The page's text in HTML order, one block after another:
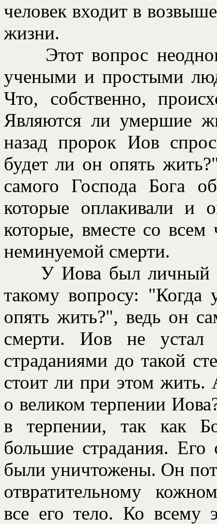
человек входит в
жизни.
Этот вопрос
учеными и простыми
Что, собственно,
Являются ли умершие
назад пророк Иов
будет ли он опять
самого Господа Бога
которые оплакивали и
которые, вместе со всем
неминуемой смерти.
У Иова был личный и
такому вопросу: "Когда
опять жить?", ведь он
смерти. Иов не
страданиями до такой
стоит ли при этом
о великом терпении
в терпении, так как
большие страдания. Его
были уничтожены. Он
отвратительному
все его тело. Ко всему